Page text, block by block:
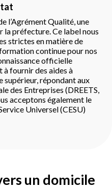
l’Agrément Qualité, une
préfecture. Ce label nous
strictes en matière de
continue pour nos
officielle
fournir des aides à
supérieur, répondant aux
des Entreprises (DREETS,
acceptons également le
Universel (CESU)
un domicile